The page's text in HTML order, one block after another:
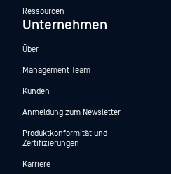
Ressourcen
Unternehmen
Über
Management Team
Kunden
Anmeldung zum Newsletter
Produktkonformität und
Zertifizierungen
Karriere